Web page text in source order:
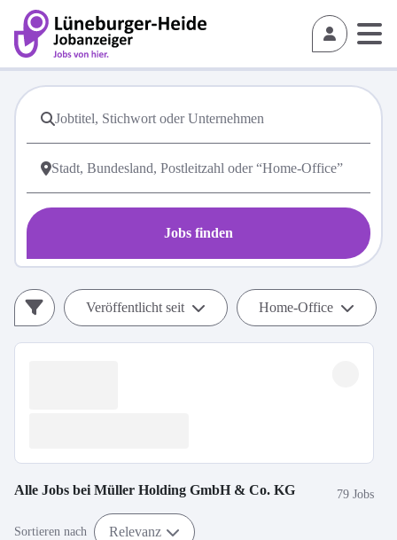
Jobs finden
Veröffentlicht seit Home-Office
Alle Jobs bei Müller Holding GmbH & Co. KG 79 Jobs
Sortieren nach Relevanz